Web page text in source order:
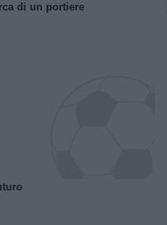
di un portiere